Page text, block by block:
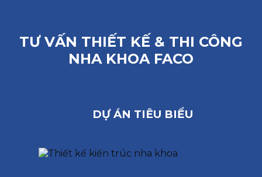
TƯ VẤN THIẾT KẾ & THI CÔNG
NHA KHOA FACO
DỰ ÁN TIÊU BIỂU